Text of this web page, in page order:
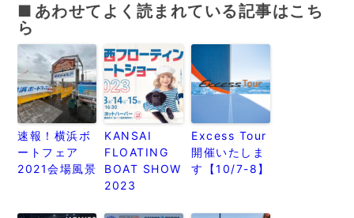
あわせてよく読まれている記事はこち
ら
速報！横浜ボ
ートフェア
2021会場風景
KANSAI
FLOATING
BOAT SHOW
2023
Excess Tour
開催いたしま
す【10/7-8】